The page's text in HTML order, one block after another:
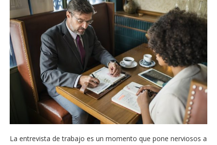
La entrevista de trabajo es un momento que pone nerviosos a